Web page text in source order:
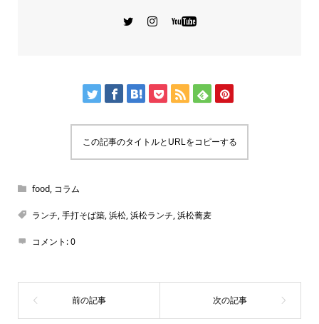
この記事のタイトルとURLをコピーする
food, コラム
ランチ,手打そば築,浜松,浜松ランチ,浜松蕎麦
コメント:0